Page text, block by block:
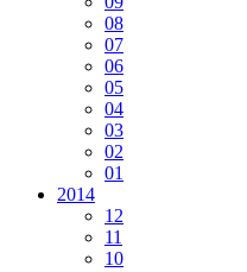
08
07
06
05
04
03
02
01
2014
12
11
10